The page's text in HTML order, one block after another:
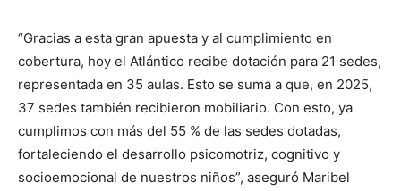
“Gracias a esta gran apuesta y al cumplimiento en
cobertura, hoy el Atlántico recibe dotación para 21 sedes,
representada en 35 aulas. Esto se suma a que, en 2025,
37 sedes también recibieron mobiliario. Con esto, ya
cumplimos con más del 55 % de las sedes dotadas,
fortaleciendo el desarrollo psicomotriz, cognitivo y
socioemocional de nuestros niños”, aseguró Maribel